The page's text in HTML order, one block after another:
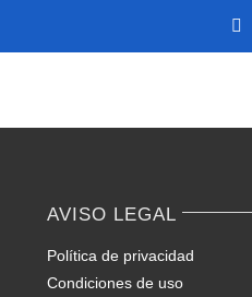
AVISO LEGAL
Política de privacidad
Condiciones de uso